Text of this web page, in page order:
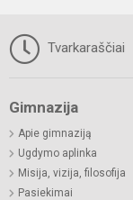
Tvarkaraščiai
Gimnazija
Apie gimnaziją
Ugdymo aplinka
Misija, vizija, filosofija
Pasiekimai